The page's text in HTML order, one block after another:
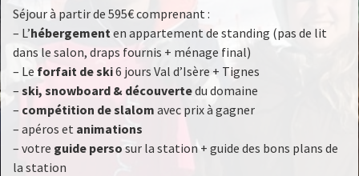
Séjour à partir de 595€ comprenant :
– L’hébergementen appartement de standing (pas de lit
dans le salon, draps fournis + ménage final)
– Le forfait de ski6 jours Val d’Isère + Tignes
– ski, snowboard & découvertedu domaine
– compétition de slalom avec prix à gagner
– apéros et animations
– votre guide perso sur la station + guide des bons plans de
la station